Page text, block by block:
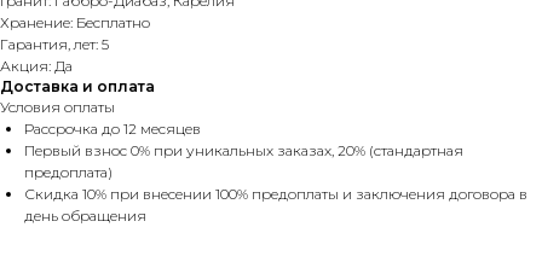
Хранение: Бесплатно
Гарантия, лет: 5
Акция: Да
Доставка и оплата
Условия оплаты
Рассрочка до 12 месяцев
Первый взнос 0% при уникальных заказах, 20% (стандартная
предоплата)
Скидка 10% при внесении 100% предоплаты и заключения договора в
день обращения